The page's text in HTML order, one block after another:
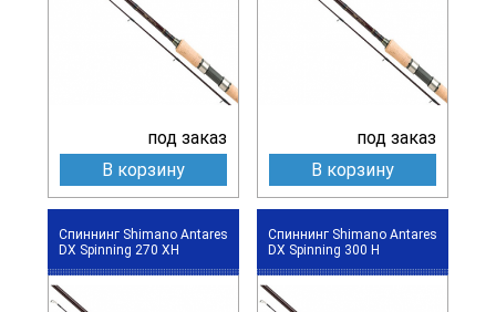
под заказ
В корзину
под заказ
В корзину
Спиннинг Shimano Antares
DX Spinning 270 XH
Спиннинг Shimano Antares
DX Spinning 300 H